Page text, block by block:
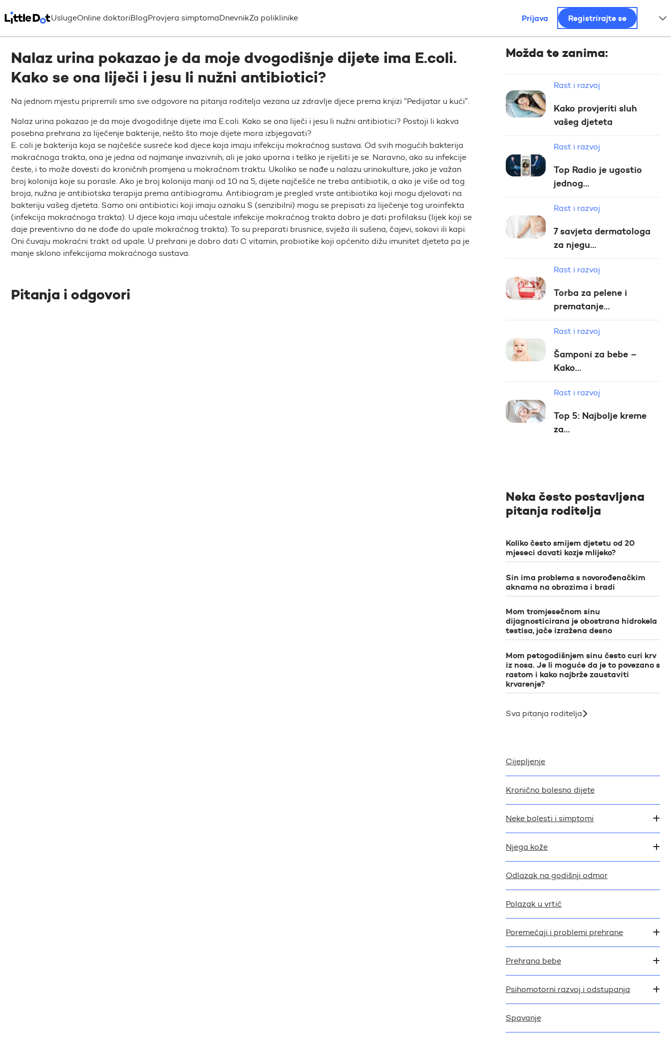
UslugeOnline doktoriBlogProvjera simptomaDnevnikZa poliklinike Prijava Registrirajte se
Nalaz urina pokazao je da moje dvogodišnje dijete ima E.coli.
Kako se ona liječi i jesu li nužni antibiotici?
Na jednom mjestu pripremili smo sve odgovore na pitanja roditelja vezana uz zdravlje djece prema knjizi “Pedijatar u kući”.
Nalaz urina pokazao je da moje dvogodišnje dijete ima E.coli. Kako se ona liječi i jesu li nužni antibiotici? Postoji li kakva
posebna prehrana za liječenje bakterije, nešto što moje dijete mora izbjegavati?
E. coli je bakterija koja se najčešće susreće kod djece koja imaju infekciju mokraćnog sustava. Od svih mogućih bakterija
mokraćnoga trakta, ona je jedna od najmanje invazivnih, ali je jako uporna i teško je riješiti je se. Naravno, ako su infekcije
česte, i to može dovesti do kroničnih promjena u mokraćnom traktu. Ukoliko se nađe u nalazu urinokulture, jako je važan
broj kolonija koje su porasle. Ako je broj kolonija manji od 10 na 5, dijete najčešće ne treba antibiotik, a ako je više od tog
broja, nužna je antibiotska terapija prema antibiogramu. Antibiogram je pregled vrste antibiotika koji mogu djelovati na
bakteriju vašeg djeteta. Samo oni antibiotici koji imaju oznaku S (senzibilni) mogu se prepisati za liječenje tog uroinfekta
(infekcija mokraćnoga trakta). U djece koja imaju učestale infekcije mokraćnog trakta dobro je dati profilaksu (lijek koji se
daje preventivno da ne dođe do upale mokraćnog trakta). To su preparati brusnice, svježa ili sušena, čajevi, sokovi ili kapi.
Oni čuvaju mokraćni trakt od upale. U prehrani je dobro dati C vitamin, probiotike koji općenito dižu imunitet djeteta pa je
manje sklono infekcijama mokraćnoga sustava.
Pitanja i odgovori
Možda te zanima:
Rast i razvoj
Kako provjeriti sluh
vašeg djeteta
Rast i razvoj
Top Radio je ugostio
jednog…
Rast i razvoj
7 savjeta dermatologa
za njegu…
Rast i razvoj
Torba za pelene i
prematanje…
Rast i razvoj
Šamponi za bebe –
Kako…
Rast i razvoj
Top 5: Najbolje kreme
za…
Neka često postavljena
pitanja roditelja
Koliko često smijem djetetu od 20
mjeseci davati kozje mlijeko?
Sin ima problema s novorođenačkim
aknama na obrazima i bradi
Mom tromjesečnom sinu
dijagnosticirana je obostrana hidrokela
testisa, jače izražena desno
Mom petogodišnjem sinu često curi krv
iz nosa. Je li moguće da je to povezano s
rastom i kako najbrže zaustaviti
krvarenje?
Sva pitanja roditelja
Cijepljenje
Kronično bolesno dijete
Neke bolesti i simptomi
Njega kože
Odlazak na godišnji odmor
Polazak u vrtić
Poremećaji i problemi prehrane
Prehrana bebe
Psihomotorni razvoj i odstupanja
Spavanje